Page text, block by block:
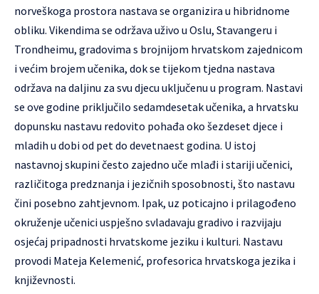
norveškoga prostora nastava se organizira u hibridnome
obliku. Vikendima se održava uživo u Oslu, Stavangeru i
Trondheimu, gradovima s brojnijom hrvatskom zajednicom
i većim brojem učenika, dok se tijekom tjedna nastava
održava na daljinu za svu djecu uključenu u program. Nastavi
se ove godine priključilo sedamdesetak učenika, a hrvatsku
dopunsku nastavu redovito pohađa oko šezdeset djece i
mladih u dobi od pet do devetnaest godina. U istoj
nastavnoj skupini često zajedno uče mlađi i stariji učenici,
različitoga predznanja i jezičnih sposobnosti, što nastavu
čini posebno zahtjevnom. Ipak, uz poticajno i prilagođeno
okruženje učenici uspješno svladavaju gradivo i razvijaju
osjećaj pripadnosti hrvatskome jeziku i kulturi. Nastavu
provodi Mateja Kelemenić, profesorica hrvatskoga jezika i
književnosti.